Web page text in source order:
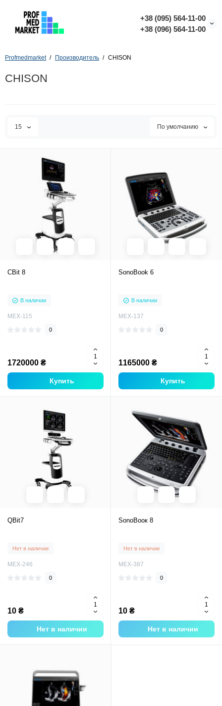
+38 (095) 564-11-00
+38 (096) 564-11-00
Profmedmarket Производитель CHISON
CHISON
15 По умолчанию
CBit 8
В наличии
MEX-115
0
1720000 ₴
Купить
SonoBook 6
В наличии
MEX-137
0
1165000 ₴
Купить
QBit7
Нет в наличии
MEX-246
0
10 ₴
Нет в наличии
SonoВоок 8
Нет в наличии
MEX-387
0
10 ₴
Нет в наличии